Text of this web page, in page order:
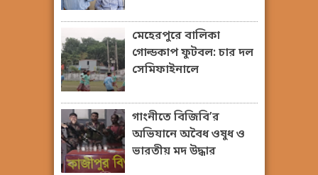
মেহেরপুরে বালিকা
গোল্ডকাপ ফুটবল: চার দল
সেমিফাইনালে
গাংনীতে বিজিবি’র
অভিযানে অবৈধ ওষুধ ও
ভারতীয় মদ উদ্ধার